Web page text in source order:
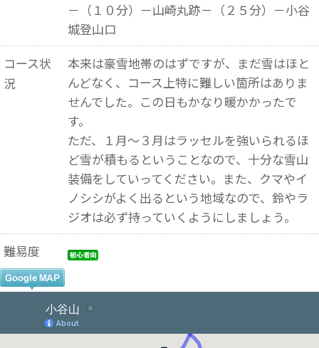
－（１０分）－山崎丸跡－（２５分）－小谷
城登山口
コース状
況
本来は豪雪地帯のはずですが、まだ雪はほと
んどなく、コース上特に難しい箇所はありま
せんでした。この日もかなり暖かかったで
す。
ただ、１月～３月はラッセルを強いられるほ
ど雪が積もるということなので、十分な雪山
装備をしていってください。また、クマやイ
ノシシがよく出るという地域なので、鈴やラ
ジオは必ず持っていくようにしましょう。
難易度